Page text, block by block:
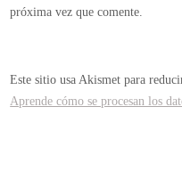
próxima vez que comente.
Este sitio usa Akismet para
Aprende cómo se procesan los